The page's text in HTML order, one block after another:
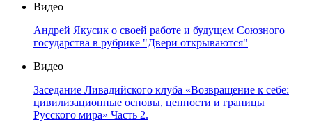
Видео
Андрей Якусик о своей работе и будущем Союзного
государства в рубрике "Двери открываются"
Видео
Заседание Ливадийского клуба «Возвращение к себе:
цивилизационные основы, ценности и границы
Русского мира» Часть 2.